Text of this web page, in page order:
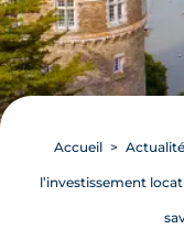
Accueil
l’investissement